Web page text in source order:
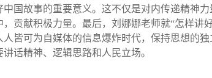
国故事的重要意义。这不仅是对内传递精神
贡献积极力量。最后，刘娜娜老师就“怎样讲
皆可为自媒体的信息爆炸时代，保持思想的
话精神、逻辑思路和人民立场。